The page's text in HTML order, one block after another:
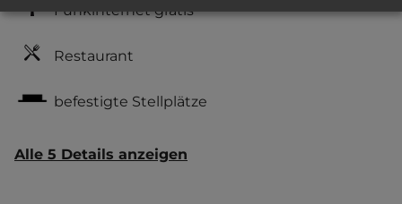
Funkinternet gratis
Restaurant
befestigte Stellplätze
Alle 5 Details anzeigen